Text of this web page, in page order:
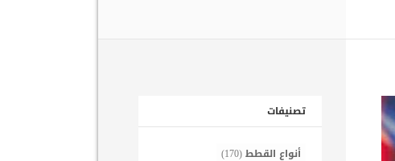
تصنيفات
أنواع القطط(170)